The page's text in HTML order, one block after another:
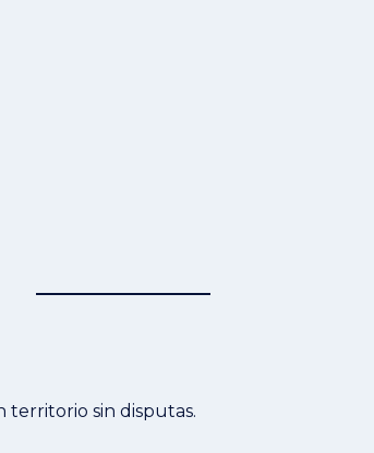
sin disputas.